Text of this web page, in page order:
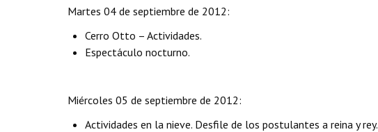
Martes 04 de septiembre de 2012:
Cerro Otto – Actividades.
Espectáculo nocturno.
Miércoles 05 de septiembre de 2012:
Actividades en la nieve. Desfile de los postulantes a reina y rey.